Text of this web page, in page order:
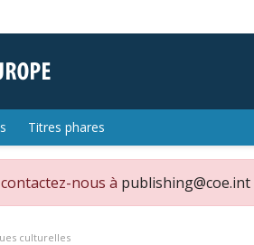
Titres phares
nous à publishing@coe.int
culturelles